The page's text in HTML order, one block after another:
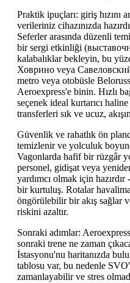
Praktik ipuçları: giriş hızını
verileriniz cihazınızda
Seferler arasında düzenli
bir sergi etkinliği
kalabalıklar bekleyin, bu
Ховрино veya
metro veya otobüsle
Aeroexpress'e binin. Hızlı
seçenek ideal kurtarıcı
transferleri sık ve ucuz,
Güvenlik ve rahatlık ön
temizlenir ve yolculuk
Vagonlarda hafif bir rüzgâr
personel, gidişat veya
yardımcı olmak için hazırdır
bir kurtuluş. Rotalar
öngörülebilir bir akış sağlar
riskini azaltır.
Sonraki adımlar:
sonraki trene ne zaman
İstasyonu'nu haritanızda
tablosu var, bu nedenle
zamanlayabilir ve stres